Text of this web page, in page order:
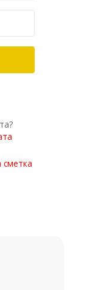
сметка